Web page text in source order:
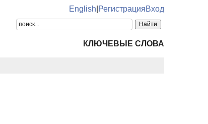
English РегистрацияВход
КЛЮЧЕВЫЕ СЛОВА